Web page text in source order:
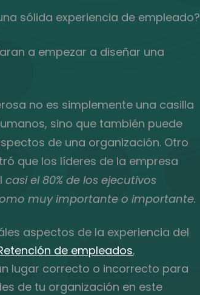
sólida experiencia de empleado?
a empezar a diseñar una
no es simplemente una casilla
sino que también puede
de una organización. Otro
que los líderes de la empresa
casi el 80% de los ejecutivos
muy importante o importante.
aspectos de la experiencia del
de empleados,
lugar correcto o incorrecto para
de tu organización en este